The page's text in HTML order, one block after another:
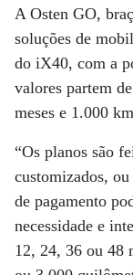
A Osten GO,
soluções de
do iX40, com a
valores partem
meses e 1.000
“Os planos são
customizados,
de pagamento
necessidade e
12, 24, 36 ou 48